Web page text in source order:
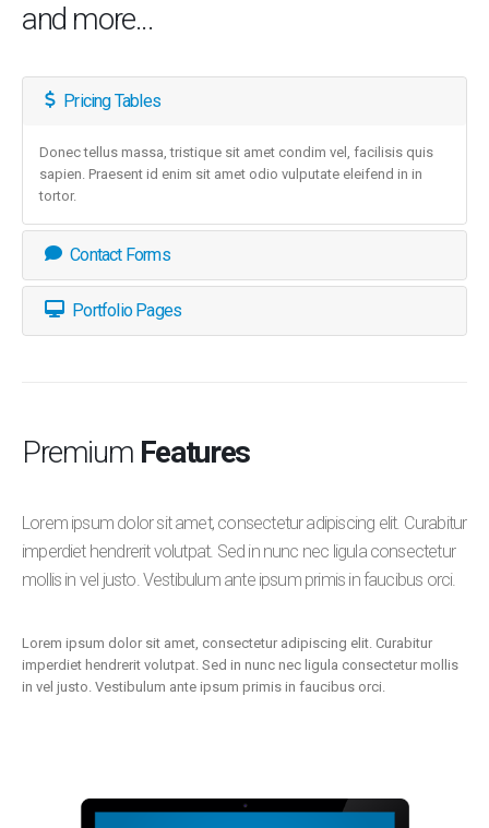
and more...
Pricing Tables
Donec tellus massa, tristique sit amet condim vel, facilisis quis
sapien. Praesent id enim sit amet odio vulputate eleifend in in
tortor.
Contact Forms
Portfolio Pages
Premium Features
Lorem ipsum dolor sit amet, consectetur adipiscing elit. Curabitur
imperdiet hendrerit volutpat. Sed in nunc nec ligula consectetur
mollis in vel justo. Vestibulum ante ipsum primis in faucibus orci.
Lorem ipsum dolor sit amet, consectetur adipiscing elit. Curabitur
imperdiet hendrerit volutpat. Sed in nunc nec ligula consectetur mollis
in vel justo. Vestibulum ante ipsum primis in faucibus orci.